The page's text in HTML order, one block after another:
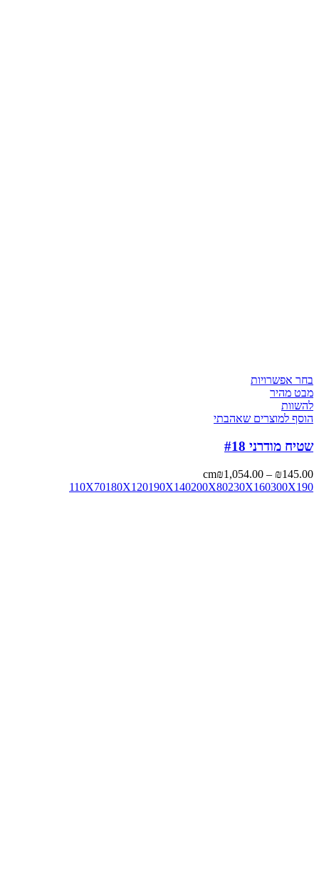
בחר אפשרויות
מבט מהיר
להשוות
הוסף למוצרים שאהבתי
שטיח מודרני #18
₪145.00
–
₪1,054.00
cm
110X70180X120190X140200X80230X160300X190